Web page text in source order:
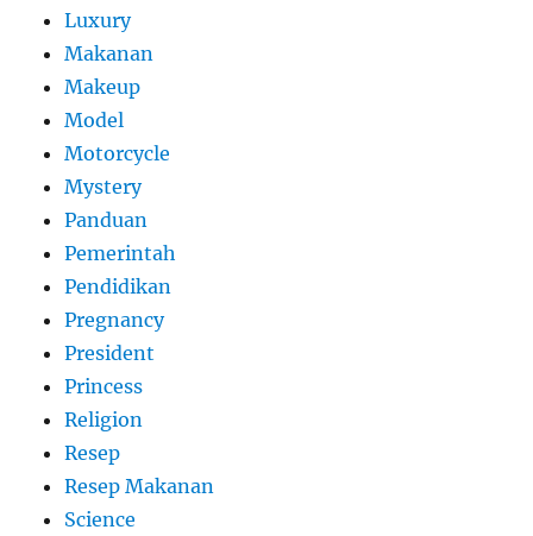
Luxury
Makanan
Makeup
Model
Motorcycle
Mystery
Panduan
Pemerintah
Pendidikan
Pregnancy
President
Princess
Religion
Resep
Resep Makanan
Science